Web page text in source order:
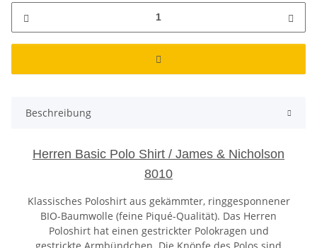
Beschreibung
Herren Basic Polo Shirt / James & Nicholson
8010
Klassisches Poloshirt aus gekämmter, ringgesponnener
BIO-Baumwolle (feine Piqué-Qualität). Das Herren
Poloshirt hat einen gestrickter Polokragen und